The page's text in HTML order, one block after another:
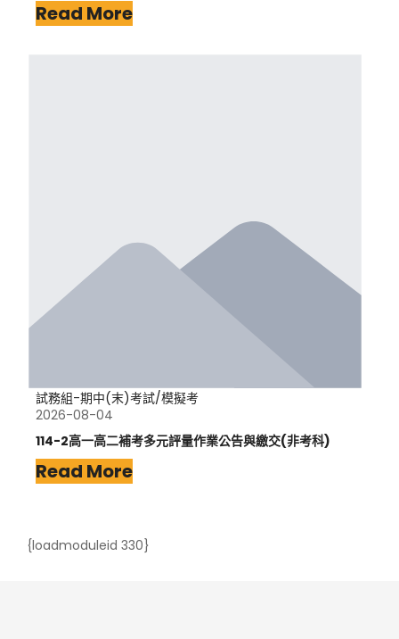
Read More
試務組-期中(末)考試/模擬考
2026-08-04
114-2高一高二補考多元評量作業公告與繳交(非考科)
Read More
{loadmoduleid 330}